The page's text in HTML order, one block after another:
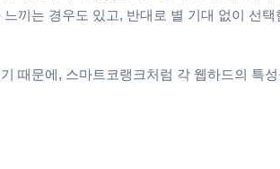
끼는 경우도 있고, 반대로 별 기대 없이 선
때문에, 스마트코랭크처럼 각 웹하드의 특